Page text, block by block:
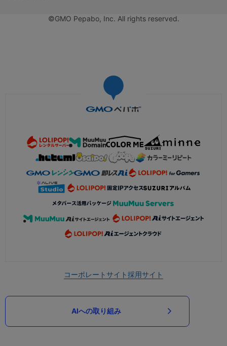
©GMO Pepabo, Inc. All rights reserved.
コーポレートサイト採用サイト
AIへの取り組み